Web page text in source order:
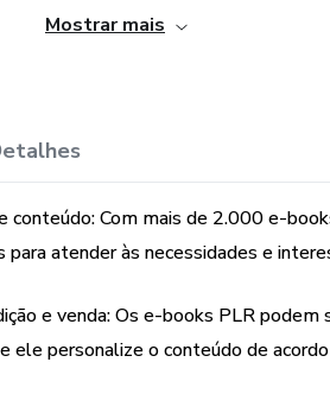
São Ebooks liberados para
.
Além dos 2.000 E-books você
Mostrar mais
conteúdo: Com mais de 2.000 e-
atender às necessidades e
e venda: Os e-books PLR
ele personalize o conteúdo de